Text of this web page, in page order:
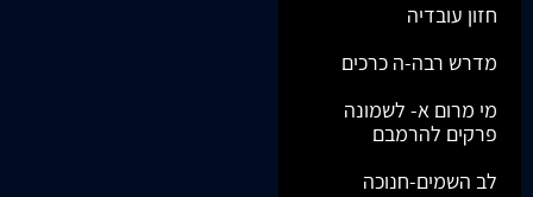
חזון עובדיה
מדרש רבה-ה כרכים
מי מרום א- לשמונה
פרקים להרמבם
לב השמים-חנוכה